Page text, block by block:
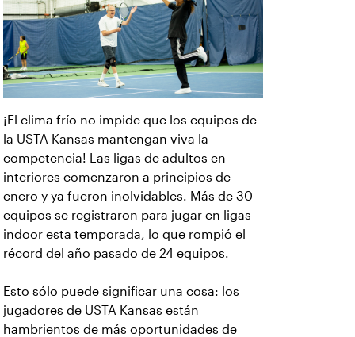
¡El clima frío no impide que los equipos de
la USTA Kansas mantengan viva la
competencia! Las ligas de adultos en
interiores comenzaron a principios de
enero y ya fueron inolvidables. Más de 30
equipos se registraron para jugar en ligas
indoor esta temporada, lo que rompió el
récord del año pasado de 24 equipos.
Esto sólo puede significar una cosa: los
jugadores de USTA Kansas están
hambrientos de más oportunidades de